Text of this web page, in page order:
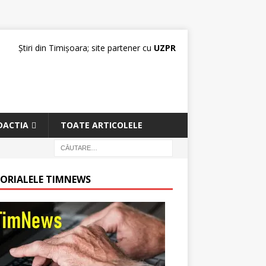
Știri din Timișoara; site partener cu UZPR
TOATE ARTICOLELE
TIMNEWS